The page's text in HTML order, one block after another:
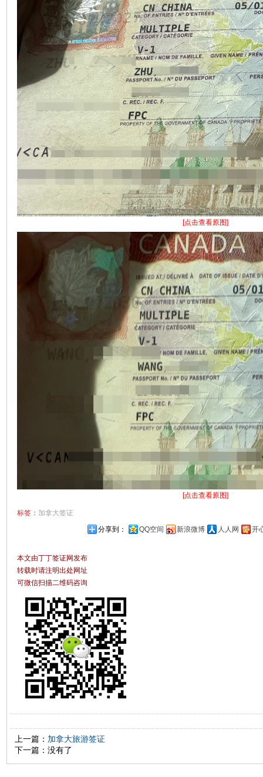
[点击查看原图]
[点击查看原图]
标签： 加拿大签证
分享到：
QQ空间 新浪微博 人人网 开
本文由丁丁签证网发布
转载时请注明出处网址
可微信扫描二维码咨询
上一篇： 加拿大旅游签证
下一篇：没有了